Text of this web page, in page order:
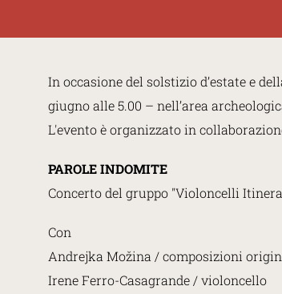
In occasione del solstizio d’estate e
giugno alle 5.00 – nell’area
L'evento è organizzato in
PAROLE INDOMITE
Concerto del gruppo "Violoncelli
Con
Andrejka Možina / composizioni
Irene Ferro-Casagrande / violoncello